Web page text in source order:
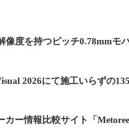
像度を持つピッチ0.78mmモ
2026にて施工いらずの
カー情報比較サイト「